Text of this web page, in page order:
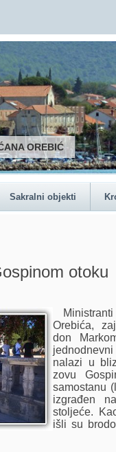
OREBIĆ
Sakralni objekti
otoku
Ministranti
Orebića,
don
nalazi u
zovu
samostanu
izgrađen
stoljeće.
išli su